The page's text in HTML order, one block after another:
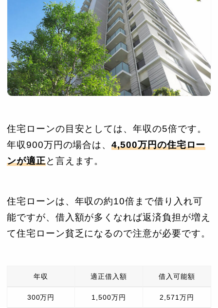
住宅ローンの目安としては、年収の5倍です。
年収900万円の場合は、4,500万円の住宅ロー
ンが適正と言えます。
住宅ローンは、年収の約10倍まで借り入れ可
能ですが、借入額が多くなれば返済負担が増え
て住宅ローン貧乏になるので注意が必要です。
年収 適正借入額 借入可能額
300万円 1,500万円 2,571万円